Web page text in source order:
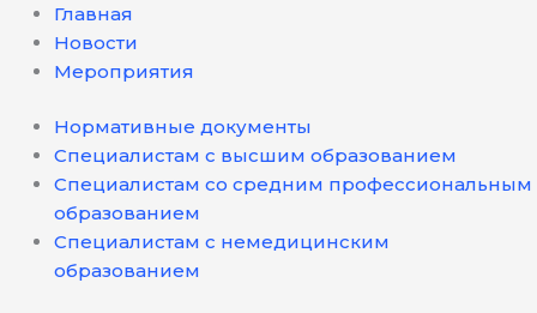
Главная
Новости
Мероприятия
Нормативные документы
Специалистам с высшим образованием
Специалистам со средним профессиональным
образованием
Специалистам с немедицинским
образованием